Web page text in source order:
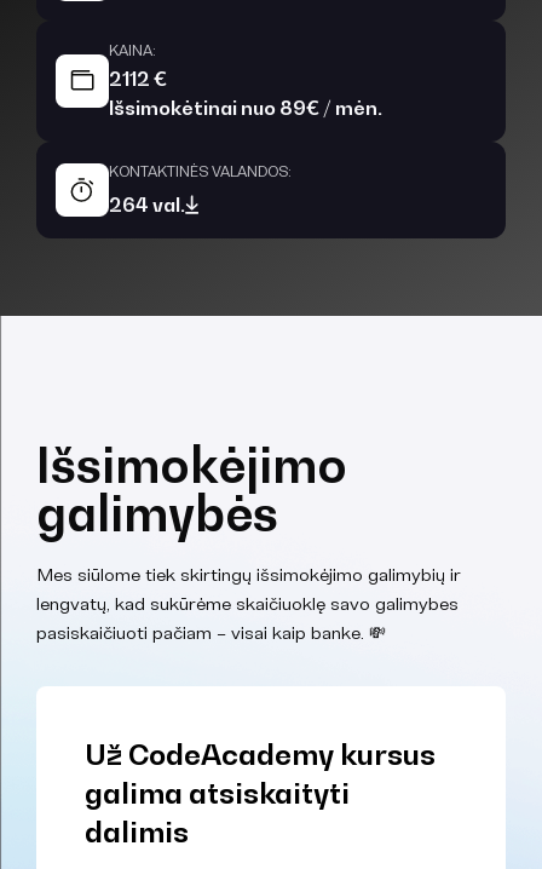
KAINA:
2112 €
Išsimokėtinai nuo 89€ / mėn.
KONTAKTINĖS VALANDOS:
264 val.
Išsimokėjimo
galimybės
Mes siūlome tiek skirtingų išsimokėjimo galimybių ir
lengvatų, kad sukūrėme skaičiuoklę savo galimybes
pasiskaičiuoti pačiam – visai kaip banke. 💸
Už CodeAcademy kursus
galima atsiskaityti
dalimis